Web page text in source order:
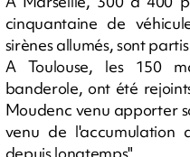
cinquantaine de
sirènes allumés, sont
A Toulouse, les 150
banderole, ont été
Moudenc venu apporter
venu de l'accumulation